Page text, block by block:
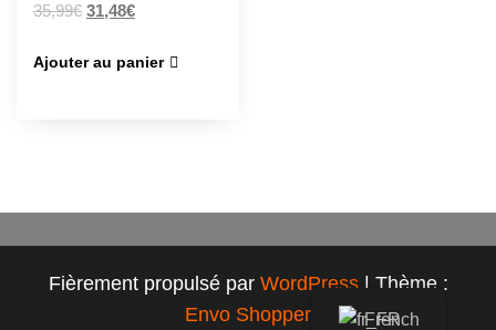
35,99€ 31,48€
Ajouter au panier
Fièrement propulsé par WordPress | Thème :
Envo Shopper
French